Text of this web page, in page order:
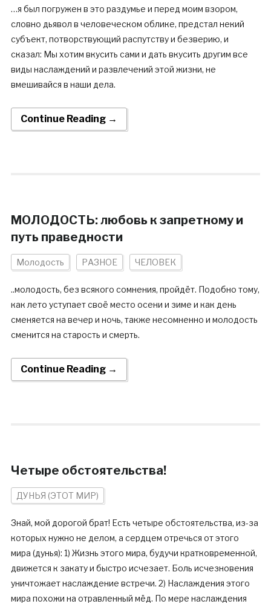
…я был погружен в это раздумье и перед моим взором,
словно дьявол в человеческом облике, предстал некий
субъект, потворствующий распутству и безверию, и
сказал: Мы хотим вкусить сами и дать вкусить другим все
виды наслаждений и развлечений этой жизни, не
вмешивайся в наши дела.
Continue Reading →
МОЛОДОСТЬ: любовь к запретному и
путь праведности
Молодость РАЗНОЕ ЧЕЛОВЕК
..молодость, без всякого сомнения, пройдёт. Подобно тому,
как лето уступает своё место осени и зиме и как день
сменяется на вечер и ночь, также несомненно и молодость
сменится на старость и смерть.
Continue Reading →
Четыре обстоятельства!
ДУНЬЯ (ЭТОТ МИР)
Знай, мой дорогой брат! Есть четыре обстоятельства, из-за
которых нужно не делом, а сердцем отречься от этого
мира (дунья): 1) Жизнь этого мира, будучи кратковременной,
движется к закату и быстро исчезает. Боль исчезновения
уничтожает наслаждение встречи. 2) Наслаждения этого
мира похожи на отравленный мёд. По мере наслаждения